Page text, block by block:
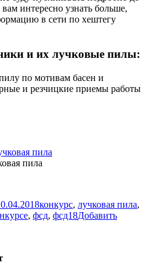
интересно узнать больше,
в сети по хештегу
и их лучковые пилы:
по мотивам басен и
и резчицкие приемы работы
пила
Метки
конкурс, лучковая пила,
, фсд, фсд18Добавить